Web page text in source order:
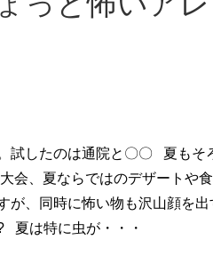
試したのは通院と〇〇 夏もそ
会、夏ならではのデザートや
が、同時に怖い物も沢山顔を出
夏は特に虫が・・・